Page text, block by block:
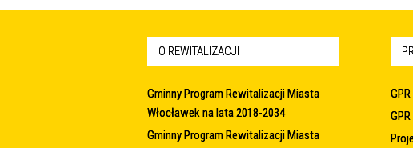
O REWITALIZACJI
Gminny Program Rewitalizacji Miasta
Włocławek na lata 2018-2034
Gminny Program Rewitalizacji Miasta